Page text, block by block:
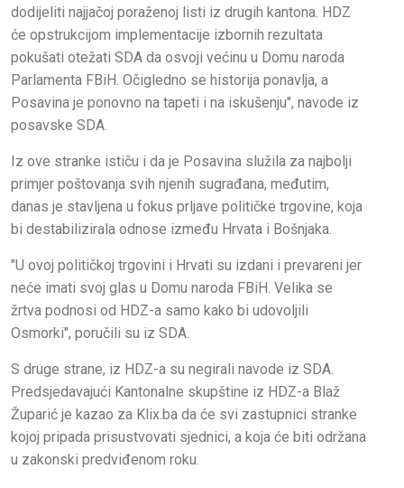
dodijeliti najjačoj poraženoj listi iz drugih kantona. HDZ
će opstrukcijom implementacije izbornih rezultata
pokušati otežati SDA da osvoji većinu u Domu naroda
Parlamenta FBiH. Očigledno se historija ponavlja, a
Posavina je ponovno na tapeti i na iskušenju", navode iz
posavske SDA.
Iz ove stranke ističu i da je Posavina služila za najbolji
primjer poštovanja svih njenih sugrađana, međutim,
danas je stavljena u fokus prljave političke trgovine, koja
bi destabilizirala odnose između Hrvata i Bošnjaka.
"U ovoj političkoj trgovini i Hrvati su izdani i prevareni jer
neće imati svoj glas u Domu naroda FBiH. Velika se
žrtva podnosi od HDZ-a samo kako bi udovoljili
Osmorki", poručili su iz SDA.
S druge strane, iz HDZ-a su negirali navode iz SDA.
Predsjedavajući Kantonalne skupštine iz HDZ-a Blaž
Župarić je kazao za Klix.ba da će svi zastupnici stranke
kojoj pripada prisustvovati sjednici, a koja će biti održana
u zakonski predviđenom roku.